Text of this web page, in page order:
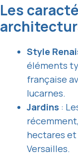
Les
Style
éléments
française
lucarnes.
Jardins :
hectares
Versailles.